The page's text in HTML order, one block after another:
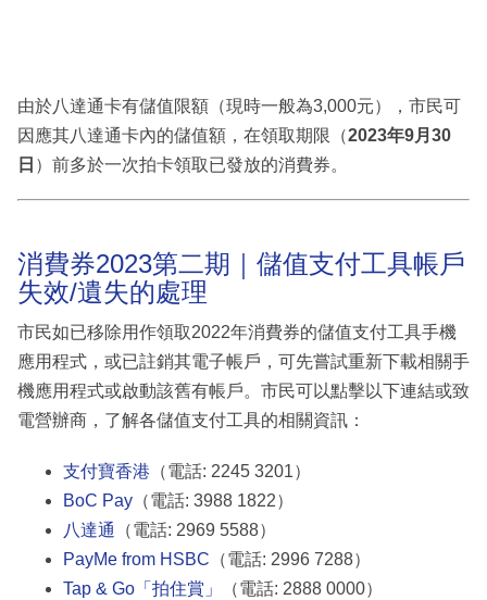
由於八達通卡有儲值限額（現時一般為3,000元），市民可
因應其八達通卡內的儲值額，在領取期限（2023年9月30
日 ）前多於一次拍卡領取已發放的消費券。
消費券2023第二期｜儲值支付工具帳戶
失效/遺失的處理
市民如已移除用作領取2022年消費券的儲值支付工具手機
應用程式，或已註銷其電子帳戶，可先嘗試重新下載相關手
機應用程式或啟動該舊有帳戶。市民可以點擊以下連結或致
電營辦商，了解各儲值支付工具的相關資訊：
支付寶香港 （電話: 2245 3201）
BoC Pay （電話: 3988 1822）
八達通
（電話: 2969 5588）
PayMe from HSBC （電話: 2996 7288）
Tap & Go「拍住賞」
（電話: 2888 0000）